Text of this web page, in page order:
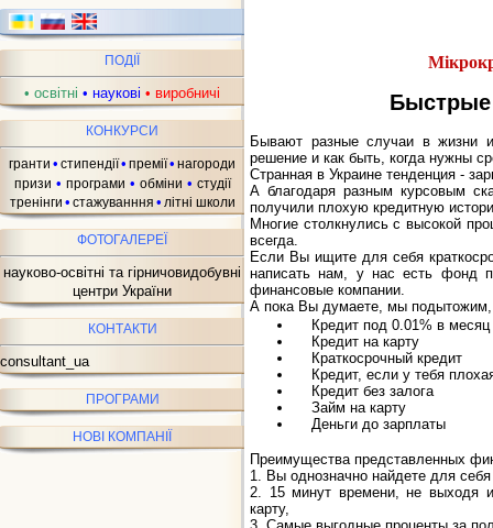
ПОДІЇ
• освітні • наукові • виробничі
КОНКУРСИ
гранти • стипендії• премії• нагороди
призи • програми • обміни • студії
тренінги • стажуванння • літні школи
ФОТОГАЛЕРЕЇ
науково-освітні та гірничовидобувні
центри України
КОНТАКТИ
consultant_ua
ПРОГРАМИ
НОВІ КОМПАНІЇ
Быстрые
Бывают разные случаи в жизни
решение и как быть, когда нужны
Странная в Украине тенденция -
А благодаря разным курсовым
получили плохую кредитную
Многие столкнулись с высокой
всегда.
Если Вы ищите для себя
написать нам, у нас есть фонд
финансовые компании.
А пока Вы думаете, мы
Кредит под 0.01% в месяц
Кредит на карту
Краткосрочный кредит
Кредит, если у тебя
Кредит без залога
Займ на карту
Деньги до зарплаты
Преимущества представленных
1. Вы однозначно найдете для
2. 15 минут времени, не выходя
карту,